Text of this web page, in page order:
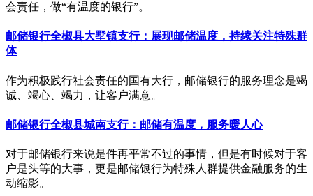
会责任，做“有温度的银行”。
邮储银行全椒县大墅镇支行：展现邮储温度，持续关注特殊群
体
作为积极践行社会责任的国有大行，邮储银行的服务理念是竭
诚、竭心、竭力，让客户满意。
邮储银行全椒县城南支行：邮储有温度，服务暖人心
对于邮储银行来说是件再平常不过的事情，但是有时候对于客
户是头等的大事，更是邮储银行为特殊人群提供金融服务的生
动缩影。